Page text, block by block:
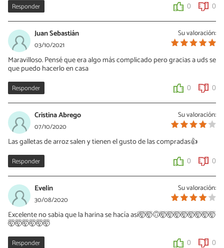
Responder 0 0
Su valoración:
Juan Sebastián
03/10/2021
Maravilloso. Pensé que era algo más complicado pero gracias a uds se
que puedo hacerlo en casa
Responder 0 0
Su valoración:
Cristina Abrego
07/10/2020
Las galletas de arroz salen y tienen el gusto de las compradas👍
Responder 0 0
Su valoración:
Evelin
30/08/2020
Excelente no sabia que la harina se hacía asi🤯🤯🙃🤯🤯🤯🤯🤯🤯🤯🤯
🤯🤯🤯🤯🤯🤯
Responder 0 0